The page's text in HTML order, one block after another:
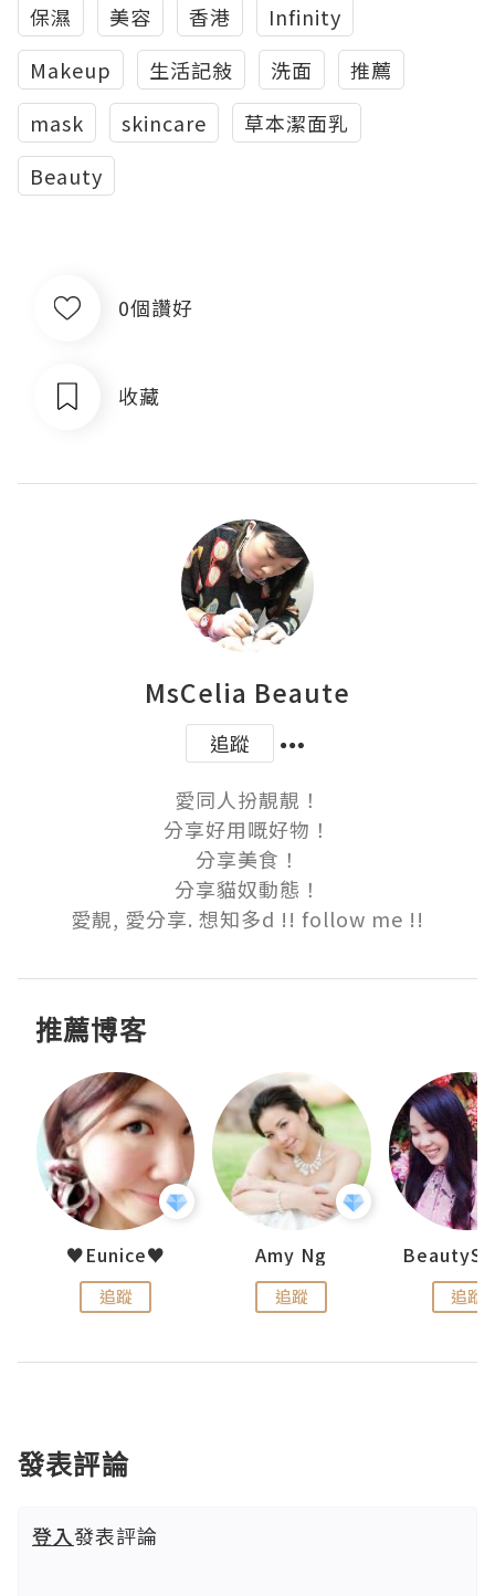
保濕 美容 香港
Infinity
Makeup
生活記敍 洗面
推薦
mask
skincare
草本潔面乳
Beauty
0個讚好
收藏
MsCelia Beaute
追蹤
愛同人扮靚靚！
分享好用嘅好物！
分享美食！
分享貓奴動態！
愛靚, 愛分享. 想知多d !! follow me !!
推薦博客
♥Eunice♥
追蹤
Amy Ng
追蹤 追蹤
發表評論
登入發表評論